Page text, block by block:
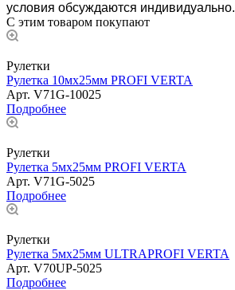
условия обсуждаются индивидуально.
С этим товаром покупают
Рулетки
Рулетка 10мх25мм PROFI VERTA
Арт. V71G-10025
Подробнее
Рулетки
Рулетка 5мх25мм PROFI VERTA
Арт. V71G-5025
Подробнее
Рулетки
Рулетка 5мх25мм ULTRAPROFI VERTA
Арт. V70UP-5025
Подробнее